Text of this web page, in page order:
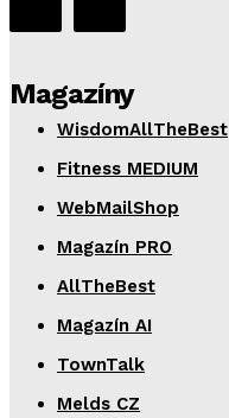
Magazíny
WisdomAllTheBest
Fitness MEDIUM
WebMailShop
Magazín PRO
AllTheBest
Magazín AI
TownTalk
Melds CZ